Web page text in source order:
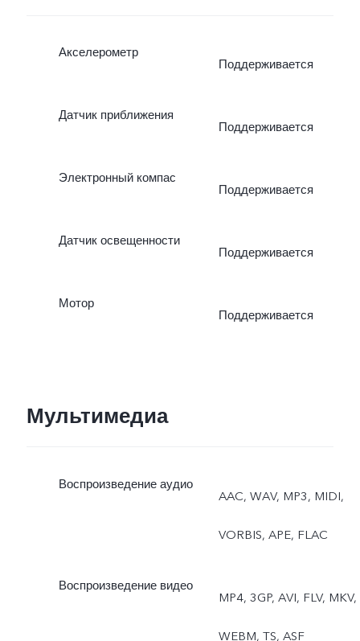
Акселерометр
Поддерживается
Датчик приближения
Поддерживается
Электронный компас
Поддерживается
Датчик освещенности
Поддерживается
Мотор
Поддерживается
Мультимедиа
Воспроизведение аудио
AAC, WAV, MP3, MIDI,
VORBIS, APE, FLAC
Воспроизведение видео
MP4, 3GP, AVI, FLV, MKV,
WEBM, TS, ASF